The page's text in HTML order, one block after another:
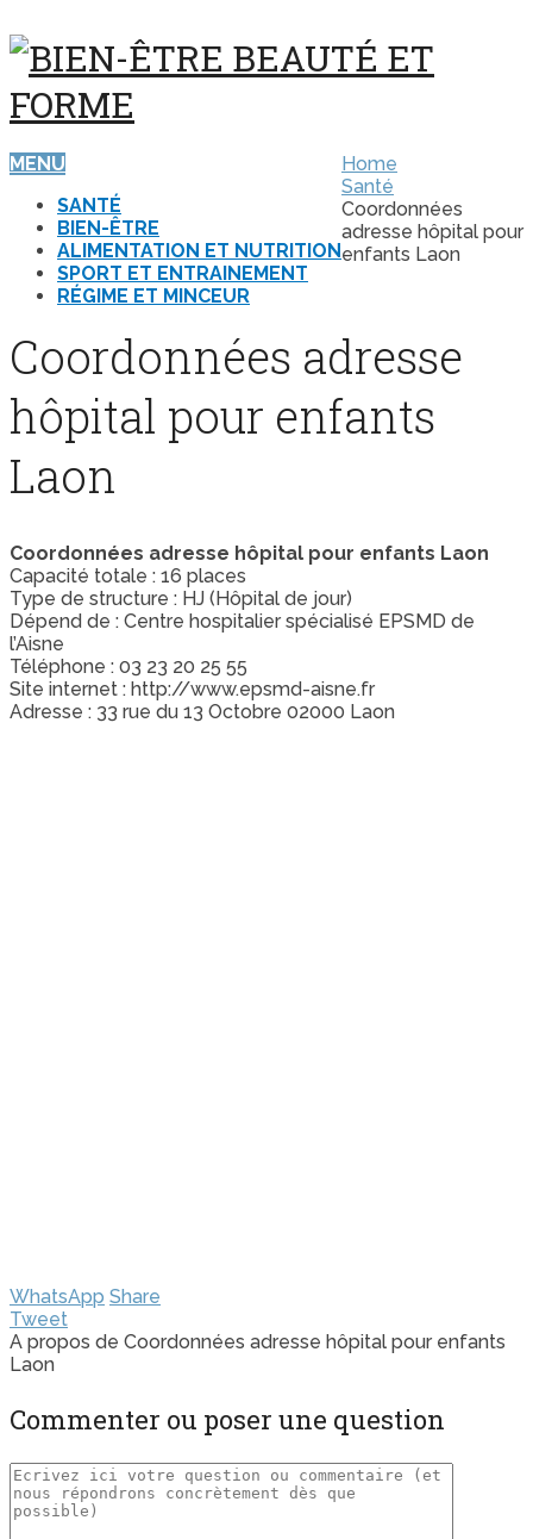
MENU
SANTÉ
BIEN-ÊTRE
ALIMENTATION ET NUTRITION
SPORT ET ENTRAINEMENT
RÉGIME ET MINCEUR
Home
Santé
Coordonnées
adresse hôpital pour
enfants Laon
Coordonnées adresse
hôpital pour enfants
Laon
Coordonnées adresse hôpital pour enfants Laon
Capacité totale : 16 places
Type de structure : HJ (Hôpital de jour)
Dépend de : Centre hospitalier spécialisé EPSMD de
l’Aisne
Téléphone : 03 23 20 25 55
Site internet : http://www.epsmd-aisne.fr
Adresse : 33 rue du 13 Octobre 02000 Laon
WhatsApp Share
Tweet
A propos de Coordonnées adresse hôpital pour enfants
Laon
Commenter ou poser une question